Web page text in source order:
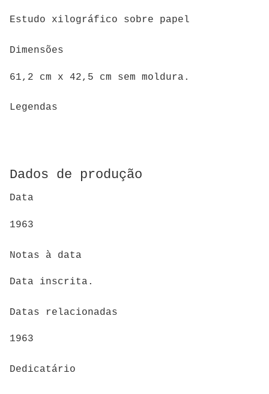
Estudo xilográfico sobre papel
Dimensões
61,2 cm x 42,5 cm sem moldura.
Legendas
Dados de produção
Data
1963
Notas à data
Data inscrita.
Datas relacionadas
1963
Dedicatário